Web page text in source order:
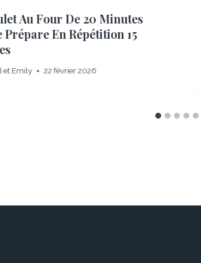
Au Four De 20 Minutes
Prépare En Répétition 15
et Emily 22 février 2026